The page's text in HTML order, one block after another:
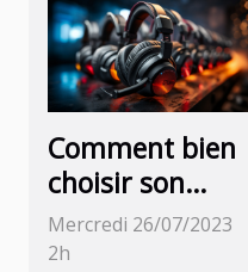
Comment bien
choisir son
casque gaming
?
Mercredi 26/07/2023
2h